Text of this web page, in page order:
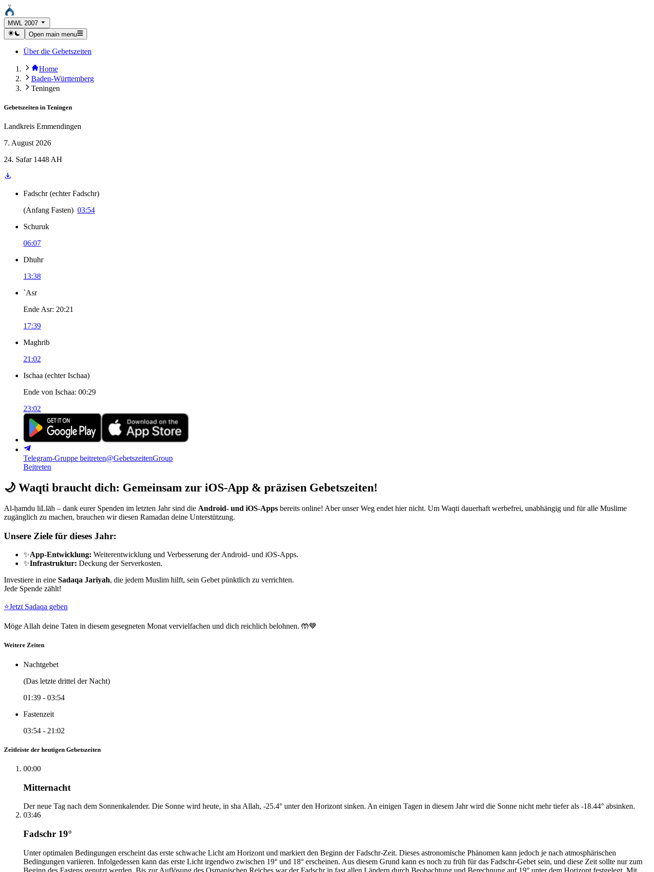
MWL 2007
Open main menu
Über die Gebetszeiten
Home
Baden-Württemberg
Teningen
Gebetszeiten in Teningen
Landkreis Emmendingen
7. August 2026
24. Safar 1448 AH
Fadschr (echter Fadschr)
(Anfang Fasten) 03:54
Schuruk
06:07
Dhuhr
13:38
`Asr
Ende Asr: 20:21
17:39
Maghrib
21:02
Ischaa (echter Ischaa)
Ende von Ischaa: 00:29
23:02
Telegram-Gruppe beitreten@GebetszeitenGroup
Beitreten
🌙 Waqti braucht dich: Gemeinsam zur iOS-App & präzisen Gebetszeiten!
Al-ḥamdu liLlāh – dank eurer Spenden im letzten Jahr sind die Android- und iOS-Apps bereits online! Aber unser Weg endet hier nicht. Um Waqti dauerhaft werbefrei, unabhängig und für alle Muslime
zugänglich zu machen, brauchen wir diesen Ramadan deine Unterstützung.
Unsere Ziele für dieses Jahr:
✨App-Entwicklung: Weiterentwicklung und Verbesserung der Android- und iOS-Apps.
✨Infrastruktur: Deckung der Serverkosten.
Investiere in eine Sadaqa Jariyah, die jedem Muslim hilft, sein Gebet pünktlich zu verrichten.
Jede Spende zählt!
⭐Jetzt Sadaqa geben
Möge Allah deine Taten in diesem gesegneten Monat vervielfachen und dich reichlich belohnen. 🤲💙
Weitere Zeiten
Nachtgebet
(Das letzte drittel der Nacht)
01:39 - 03:54
Fastenzeit
03:54 - 21:02
Zeitleiste der heutigen Gebetszeiten
00:00
Mitternacht
Der neue Tag nach dem Sonnenkalender. Die Sonne wird heute, in sha Allah, -25.4° unter den Horizont sinken. An einigen Tagen in diesem Jahr wird die Sonne nicht mehr tiefer als -18.44° absinken.
03:46
Fadschr 19°
Unter optimalen Bedingungen erscheint das erste schwache Licht am Horizont und markiert den Beginn der Fadschr-Zeit. Dieses astronomische Phänomen kann jedoch je nach atmosphärischen
Bedingungen variieren. Infolgedessen kann das erste Licht irgendwo zwischen 19° und 18° erscheinen. Aus diesem Grund kann es noch zu früh für das Fadschr-Gebet sein, und diese Zeit sollte nur zum
Beginn des Fastens genutzt werden. Bis zur Auflösung des Osmanischen Reiches war der Fadschr in fast allen Ländern durch Beobachtung und Berechnung auf 19° unter dem Horizont festgelegt. Mit